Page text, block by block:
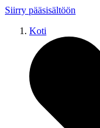
Siirry pääsisältöön
Koti